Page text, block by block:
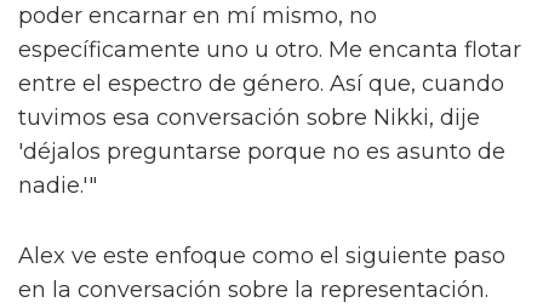
poder encarnar en mí mismo, no
específicamente uno u otro. Me encanta flotar
entre el espectro de género. Así que, cuando
tuvimos esa conversación sobre Nikki, dije
'déjalos preguntarse porque no es asunto de
nadie.'"
Alex ve este enfoque como el siguiente paso
en la conversación sobre la representación.